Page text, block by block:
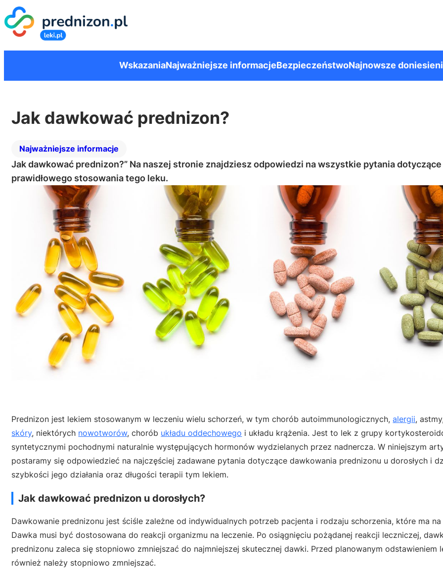
WskazaniaNajważniejsze informacjeBezpieczeństwoNajnowsze
Jak dawkować prednizon?
Najważniejsze informacje
Jak dawkować prednizon?” Na naszej stronie znajdziesz odpowiedzi na wszystkie pytania dotyczące
prawidłowego stosowania tego leku.
Prednizon jest lekiem stosowanym w leczeniu wielu schorzeń, w tym chorób autoimmunologicznych,alergii,
skóry, niektórych nowotworów, chorób układu oddechowego i układu krążenia. Jest to lek z grupy
syntetycznymi pochodnymi naturalnie występujących hormonów wydzielanych przez nadnercza. W niniejszym
postaramy się odpowiedzieć na najczęściej zadawane pytania dotyczące dawkowania prednizonu u dorosłych i
szybkości jego działania oraz długości terapii tym lekiem.
Jak dawkować prednizon u dorosłych?
Dawkowanie prednizonu jest ściśle zależne od indywidualnych potrzeb pacjenta i rodzaju schorzenia, które ma
Dawka musi być dostosowana do reakcji organizmu na leczenie. Po osiągnięciu pożądanej reakcji leczniczej,
prednizonu zaleca się stopniowo zmniejszać do najmniejszej skutecznej dawki. Przed planowanym odstawieniem
również należy stopniowo zmniejszać.